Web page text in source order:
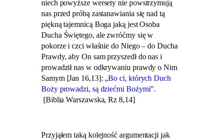
niech powyższe wersety nie powstrzymują
nas przed próbą zastanawiania się nad tą
piękną tajemnicą Boga jaką jest Osoba
Ducha Świętego, ale zwróćmy się w
pokorze i czci właśnie do Niego – do Ducha
Prawdy, aby On sam przyszedł do nas i
prowadził nas w odkrywaniu prawdy o Nim
Samym [Jan 16,13]: „Bo ci, których Duch
Boży prowadzi, są dziećmi Bożymi”.
[Biblia Warszawska, Rz 8,14]
Przyjąłem taką kolejność argumentacji jak